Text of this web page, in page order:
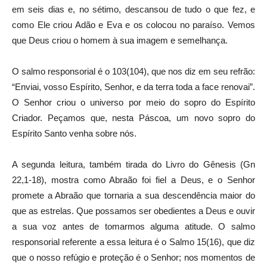
em seis dias e, no sétimo, descansou de tudo o que fez, e
como Ele criou Adão e Eva e os colocou no paraíso. Vemos
que Deus criou o homem à sua imagem e semelhança.
O salmo responsorial é o 103(104), que nos diz em seu refrão:
“Enviai, vosso Espírito, Senhor, e da terra toda a face renovai”.
O Senhor criou o universo por meio do sopro do Espírito
Criador. Peçamos que, nesta Páscoa, um novo sopro do
Espírito Santo venha sobre nós.
A segunda leitura, também tirada do Livro do Gênesis (Gn
22,1-18), mostra como Abraão foi fiel a Deus, e o Senhor
promete a Abraão que tornaria a sua descendência maior do
que as estrelas. Que possamos ser obedientes a Deus e ouvir
a sua voz antes de tomarmos alguma atitude. O salmo
responsorial referente a essa leitura é o Salmo 15(16), que diz
que o nosso refúgio e proteção é o Senhor; nos momentos de